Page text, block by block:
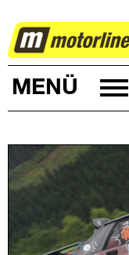
RALLYE
MENÜ